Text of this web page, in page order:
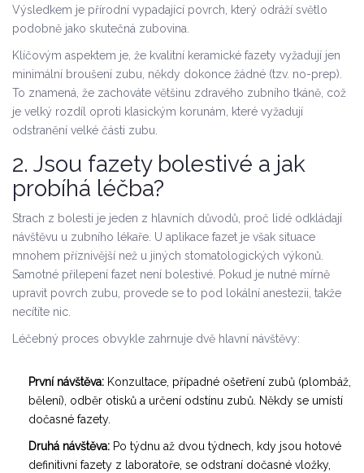
Výsledkem je přírodní vypadající povrch, který odráží světlo
podobně jako skutečná zubovina.
Klíčovým aspektem je, že kvalitní keramické fazety vyžadují jen
minimální broušení zubu, někdy dokonce žádné (tzv. no-prep).
To znamená, že zachováte většinu zdravého zubního tkáně, což
je velký rozdíl oproti klasickým korunám, které vyžadují
odstranění velké části zubu.
2. Jsou fazety bolestivé a jak
probíhá léčba?
Strach z bolesti je jeden z hlavních důvodů, proč lidé odkládají
návštěvu u zubního lékaře. U aplikace fazet je však situace
mnohem příznivější než u jiných stomatologických výkonů.
Samotné přilepení fazet není bolestivé. Pokud je nutné mírně
upravit povrch zubu, provede se to pod lokální anestezii, takže
necítíte nic.
Léčebný proces obvykle zahrnuje dvě hlavní návštěvy:
První návštěva: Konzultace, případné ošetření zubů (plombáž,
bělení), odběr otisků a určení odstínu zubů. Někdy se umístí
dočasné fazety.
Druhá návštěva: Po týdnu až dvou týdnech, kdy jsou hotové
definitivní fazety z laboratoře, se odstraní dočasné vložky,